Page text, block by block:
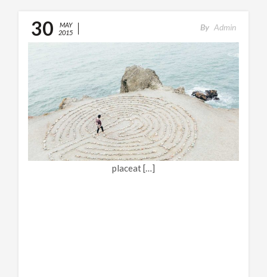
30
MAY
2015
By Admin
LIFE TOO PRECIOUS
Tempora incidunt ut labore et dolore magnam aliquam
quaerat voluptatem. Ut enim ad minima veniam, quis
nostrum exercitationem ullam corporis suscipit
laboriosam, nisi ut aliquid ex ea commodi
consequatur? Quis autem vel eum iure reprehenderit
qui in ea voluptate velit esse quam nihil molestiae
consequatur, vel illum qui dolorem eum fugiat quo
voluptas nulla pariatur.
placeat […]